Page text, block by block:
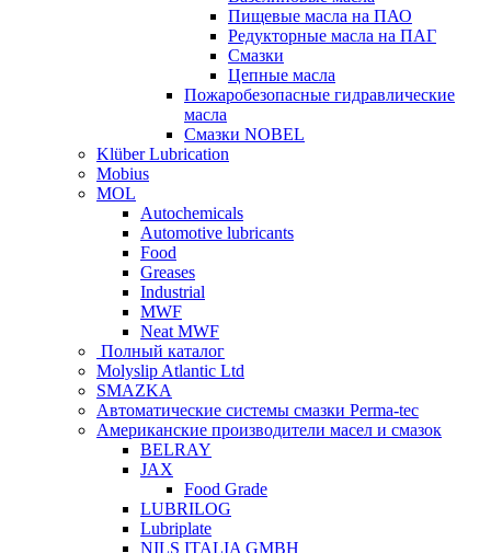
Пищевые масла на ПАО
Редукторные масла на ПАГ
Смазки
Цепные масла
Пожаробезопасные гидравлические
масла
Смазки NOBEL
Klüber Lubrication
Mobius
MOL
Autochemicals
Automotive lubricants
Food
Greases
Industrial
MWF
Neat MWF
Полный каталог
Molyslip Atlantic Ltd
SMAZKA
Автоматические системы смазки Perma-tec
Американские производители масел и смазок
BELRAY
JAX
Food Grade
LUBRILOG
Lubriplate
NILS ITALIA GMBH